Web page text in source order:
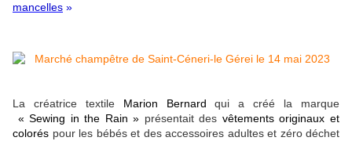
mancelles »
La créatrice textile Marion Bernard qui a créé la marque
« Sewing in the Rain » présentait des vêtements originaux et
colorés pour les bébés et des accessoires adultes et zéro déchet